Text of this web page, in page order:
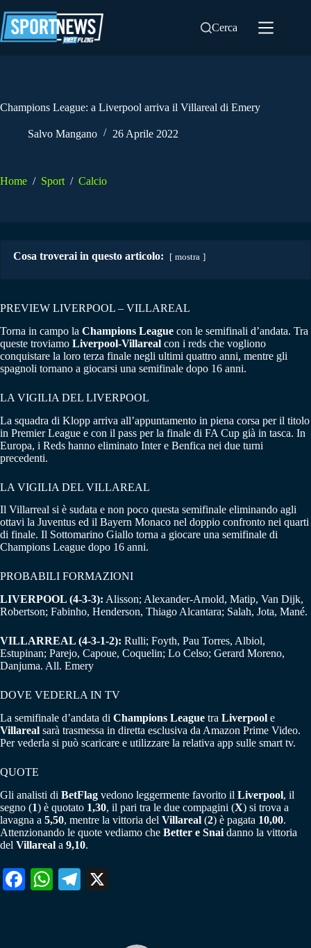
al
contenuto
Cerca
Champions League: a Liverpool arriva il Villareal di Emery
Salvo Mangano 26 Aprile 2022
Home / Sport / Calcio
Cosa troverai in questo articolo: mostra
PREVIEW LIVERPOOL – VILLAREAL
Torna in campo la Champions League con le semifinali d’andata. Tra
queste troviamo Liverpool-Villareal con i reds che vogliono
conquistare la loro terza finale negli ultimi quattro anni, mentre gli
spagnoli tornano a giocarsi una semifinale dopo 16 anni.
LA VIGILIA DEL LIVERPOOL
La squadra di Klopp arriva all’appuntamento in piena corsa per il titolo
in Premier League e con il pass per la finale di FA Cup già in tasca. In
Europa, i Reds hanno eliminato Inter e Benfica nei due turni
precedenti.
LA VIGILIA DEL VILLAREAL
Il Villarreal si è sudata e non poco questa semifinale eliminando agli
ottavi la Juventus ed il Bayern Monaco nel doppio confronto nei quarti
di finale. Il Sottomarino Giallo torna a giocare una semifinale di
Champions League dopo 16 anni.
PROBABILI FORMAZIONI
LIVERPOOL (4-3-3): Alisson; Alexander-Arnold, Matip, Van Dijk,
Robertson; Fabinho, Henderson, Thiago Alcantara; Salah, Jota, Mané.
VILLARREAL (4-3-1-2): Rulli; Foyth, Pau Torres, Albiol,
Estupinan; Parejo, Capoue, Coquelin; Lo Celso; Gerard Moreno,
Danjuma. All. Emery
DOVE VEDERLA IN TV
La semifinale d’andata di Champions League tra Liverpool e
Villareal sarà trasmessa in diretta esclusiva da Amazon Prime Video.
Per vederla si può scaricare e utilizzare la relativa app sulle smart tv.
QUOTE
Gli analisti di BetFlag vedono leggermente favorito il Liverpool, il
segno (1) è quotato 1,30, il pari tra le due compagini (X) si trova a
lavagna a 5,50, mentre la vittoria del Villareal (2) è pagata 10,00.
Attenzionando le quote vediamo che Better e Snai danno la vittoria
del Villareal a 9,10.
Fa W
Te